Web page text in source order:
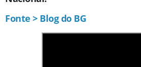
Fonte > Blog do BG